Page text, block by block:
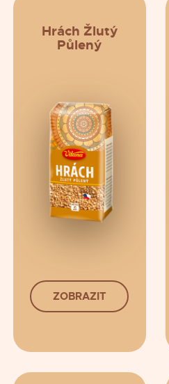
Hrách Žlutý
Půlený
ZOBRAZIT